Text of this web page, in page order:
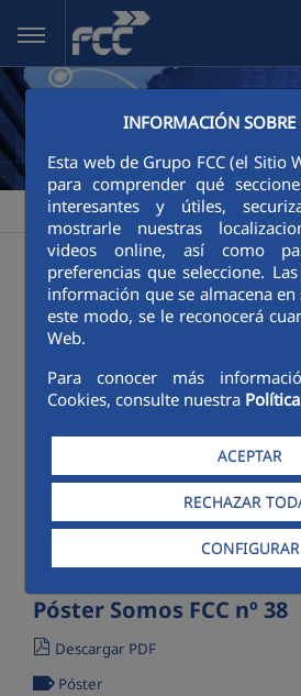
Saltar al contenido principal
INFORMACIÓN SOBRE
Esta web de Grupo FCC (el Sitio
para comprender qué
interesantes y útiles,
mostrarle nuestras
videos online, así como
preferencias que seleccione.
información que se almacena
este modo, se le reconocerá
Web.
Para conocer más
Cookies, consulte nuestra
ACEPTAR
RECHAZAR
CONFIGURAR
FCC >Sala de comunicación >
Publicaciones
Categorías:
Póster Somos FCC nº 38
Descargar PDF
Póster